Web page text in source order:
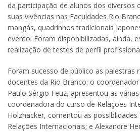
da participação de alunos dos diversos
suas vivências nas Faculdades Rio
mangás, quadrinhos tradicionais
evento. Foram disponibilizadas, ainda,
realização de testes de perfil
Foram sucesso de público as palestras
docentes da Rio Branco: o
Paulo Sérgio Feuz, apresentou as
coordenadora do curso de Relações
Holzhacker, comentou as
Relações Internacionais; e Alexandre